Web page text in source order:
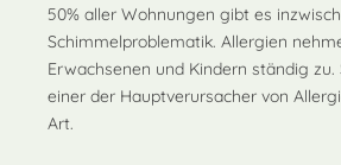
50% aller Wohnungen gibt es
Schimmelproblematik. Allergien
Erwachsenen und Kindern ständig
einer der Hauptverursacher von
Art.